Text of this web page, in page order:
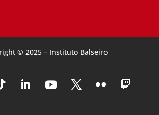
© 2025 – Instituto Balseiro